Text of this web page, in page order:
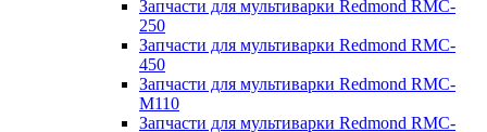
Запчасти для мультиварки Redmond RMC-
250
Запчасти для мультиварки Redmond RMC-
450
Запчасти для мультиварки Redmond RMC-
M110
Запчасти для мультиварки Redmond RMC-